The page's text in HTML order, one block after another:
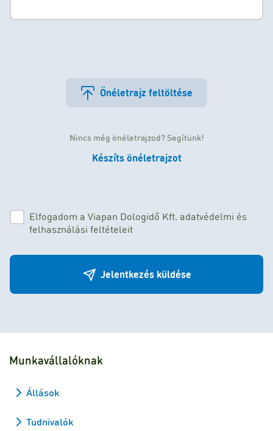
Önéletrajz feltöltése
Nincs még önéletrajzod? Segítünk!
Készíts önéletrajzot
Elfogadom a Viapan Dologidő Kft. adatvédelmi és
felhasználási feltételeit
Jelentkezés küldése
Munkavállalóknak
Állások
Tudnivalók